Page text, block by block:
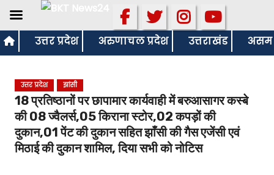
S
k
उत्तर प्रदेश अरुणाचल प्रदेश उत्तराखंड असम
उत्तर प्रदेश झांसी
18 प्रतिष्ठानों पर छापामार कार्यवाही में बरुआसागर कस्बे
की 08 ज्वैलर्स,05 किराना स्टोर,02 कपड़ों की
दुकान,01 पेंट की दुकान सहित झाँसी की गैस एजेंसी एवं
मिठाई की दुकान शामिल, दिया सभी को नोटिस